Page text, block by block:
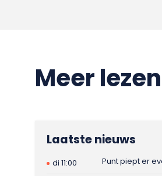
Meer
Laatste nieuws
di 11:00
Punt piept er